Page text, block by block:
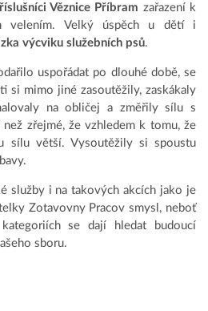
Věznice Příbram zařazení k
velením. Velký úspěch u dětí i
výcviku služebních psů.
uspořádat po dlouhé době, se
si mimo jiné zasoutěžily, zaskákaly
na obličej a změřily sílu s
než zřejmé, že vzhledem k tomu, že
sílu větší. Vysoutěžily si spoustu
služby i na takových akcích jako je
Zotavovny Pracov smysl, neboť
se dají hledat budoucí
sboru.